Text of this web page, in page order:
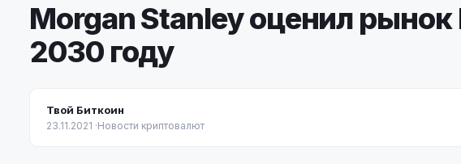
Morgan Stanley оценил
2030 году
Твой Биткоин
23.11.2021 ·Новости криптовалют